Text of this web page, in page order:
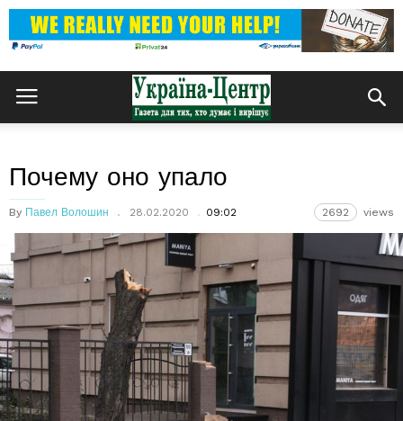
Почему оно упало
By Павел Волошин 28.02.2020 09:02 2692 views